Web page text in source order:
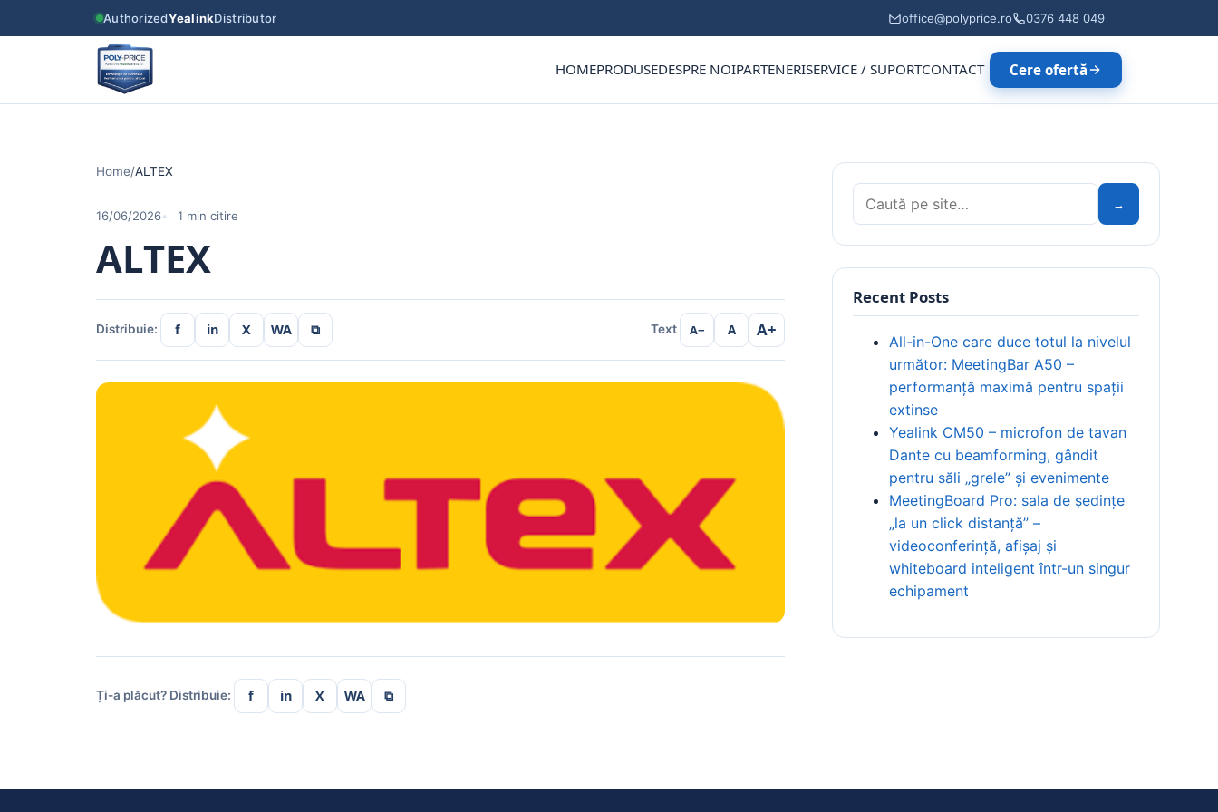
AuthorizedYealinkDistributor office@polyprice.ro 0376 448 049
HOMEPRODUSEDESPRE NOIPARTENERISERVICE / SUPORTCONTACT Cere ofertă
Home/ALTEX
16/06/2026 1 min citire
ALTEX
Distribuie: f in X WA ⧉ Text A− A A+
Ți-a plăcut? Distribuie: f in X WA ⧉
Caută:
→
Recent Posts
All-in-One care duce totul la nivelul
următor: MeetingBar A50 –
performanță maximă pentru spații
extinse
Yealink CM50 – microfon de tavan
Dante cu beamforming, gândit
pentru săli „grele” și evenimente
MeetingBoard Pro: sala de ședințe
„la un click distanță” –
videoconferință, afișaj și
whiteboard inteligent într-un singur
echipament